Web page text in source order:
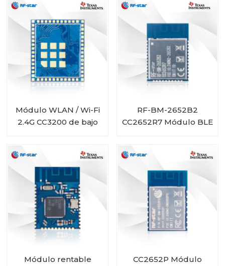
multiprotocolo
EFR32MG24
Módulo WLAN / Wi-Fi
2.4G CC3200 de bajo
RF-BM-2652B2
CC2652R7 Módulo BLE
Módulo rentable
CC2652P Módulo